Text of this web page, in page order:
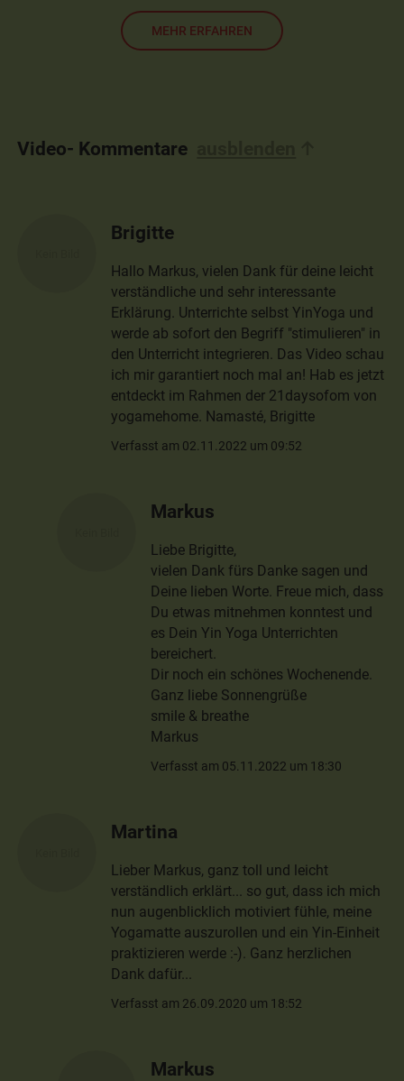
MEHR ERFAHREN
Video- Kommentare
Brigitte
Hallo Markus, vielen Dank für deine leicht
verständliche und sehr interessante
Erklärung. Unterrichte selbst YinYoga und
werde ab sofort den Begriff "stimulieren" in
den Unterricht integrieren. Das Video schau
ich mir garantiert noch mal an! Hab es jetzt
entdeckt im Rahmen der 21daysofom von
yogamehome. Namasté, Brigitte
Verfasst am 02.11.2022 um 09:52
Markus
Liebe Brigitte,
vielen Dank fürs Danke sagen und
Deine lieben Worte. Freue mich, dass
Du etwas mitnehmen konntest und
es Dein Yin Yoga Unterrichten
bereichert.
Dir noch ein schönes Wochenende.
Ganz liebe Sonnengrüße
smile & breathe
Markus
Verfasst am 05.11.2022 um 18:30
Martina
Lieber Markus, ganz toll und leicht
verständlich erklärt... so gut, dass ich mich
nun augenblicklich motiviert fühle, meine
Yogamatte auszurollen und ein Yin-Einheit
praktizieren werde :-). Ganz herzlichen
Dank dafür...
Verfasst am 26.09.2020 um 18:52
Markus